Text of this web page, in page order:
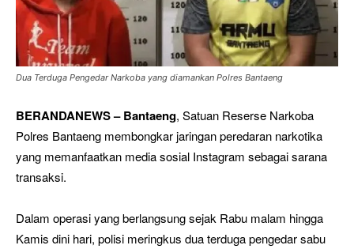
Dua Terduga Pengedar Narkoba yang diamankan Polres Bantaeng
BERANDANEWS – Bantaeng, Satuan Reserse Narkoba
Polres Bantaeng membongkar jaringan peredaran narkotika
yang memanfaatkan media sosial Instagram sebagai sarana
transaksi.
Dalam operasi yang berlangsung sejak Rabu malam hingga
Kamis dini hari, polisi meringkus dua terduga pengedar sabu